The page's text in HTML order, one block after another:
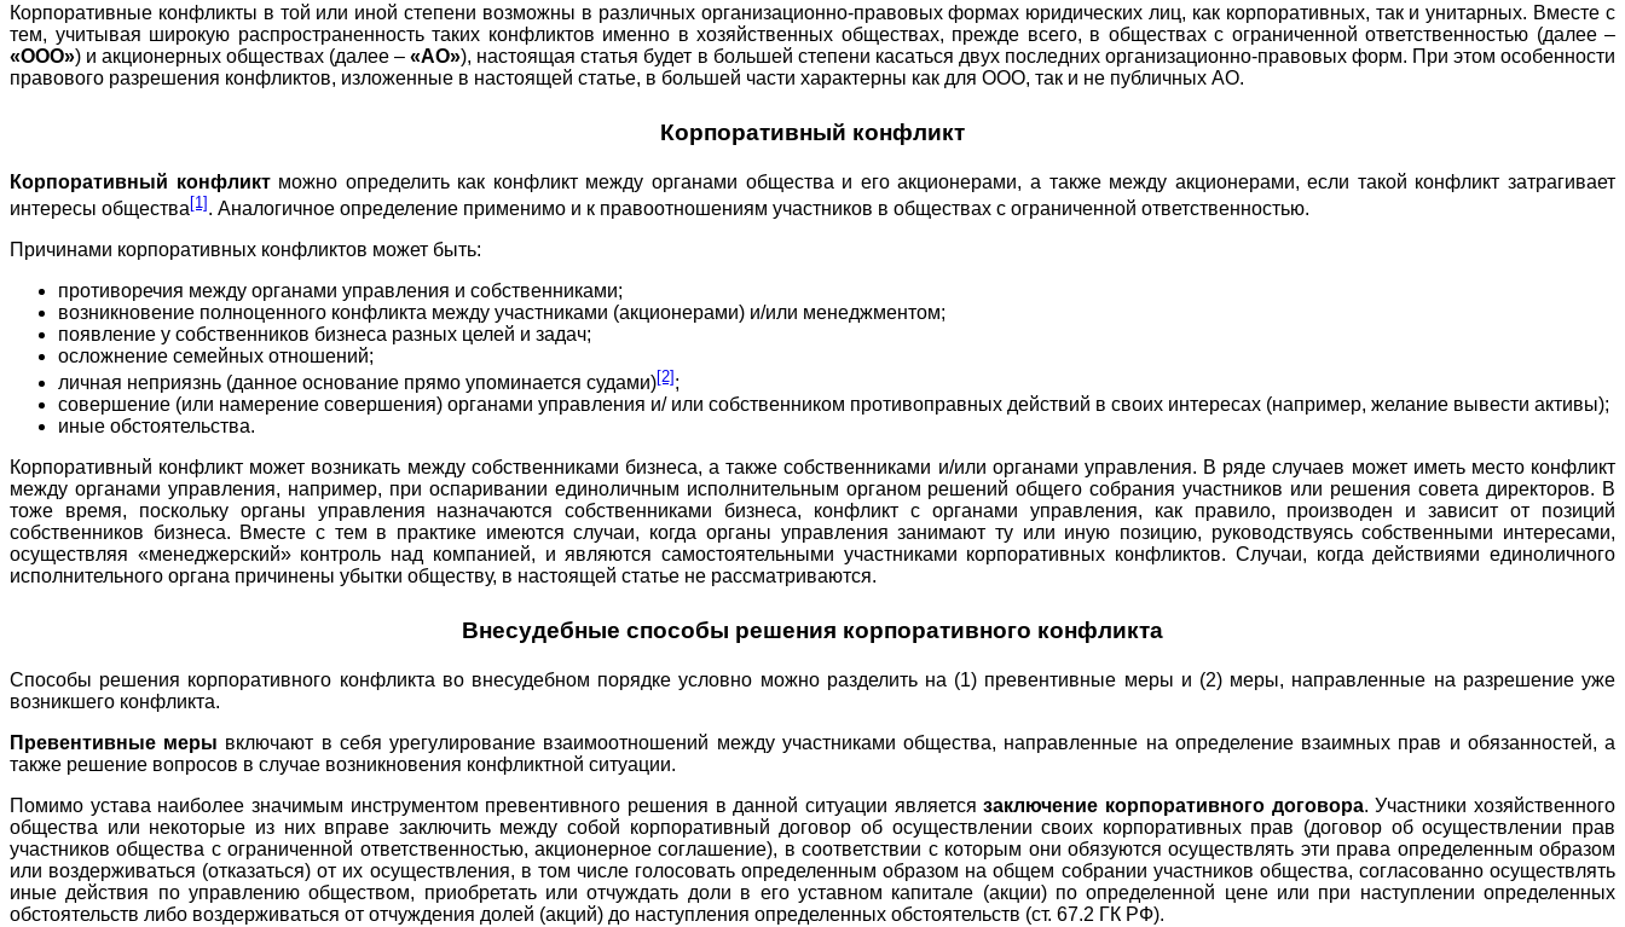
Корпоративные конфликты в той или иной степени возможны в различных организационно-правовых формах юридических лиц, как корпоративных, так и унитарных. Вместе с
тем, учитывая широкую распространенность таких конфликтов именно в хозяйственных обществах, прежде всего, в обществах с ограниченной ответственностью (далее –
«ООО») и акционерных обществах (далее –«АО»), настоящая статья будет в большей степени касаться двух последних организационно-правовых форм. При этом особенности
правового разрешения конфликтов, изложенные в настоящей статье, в большей части характерны как для ООО, так и не публичных АО.
Корпоративный конфликт
Корпоративный конфликтможно определить как конфликт между органами общества и его акционерами, а также между акционерами, если такой конфликт затрагивает
интересы общества[1]. Аналогичное определение применимо и к правоотношениям участников в обществах с ограниченной ответственностью.
Причинами корпоративных конфликтов может быть:
противоречия между органами управления и собственниками;
возникновение полноценного конфликта между участниками (акционерами) и/или менеджментом;
появление у собственников бизнеса разных целей и задач;
осложнение семейных отношений;
личная неприязнь (данное основание прямо упоминается судами)[2] ;
совершение (или намерение совершения) органами управления и/ или собственником противоправных действий в своих интересах (например, желание вывести активы);
иные обстоятельства.
Корпоративный конфликт может возникать между собственниками бизнеса, а также собственниками и/или органами управления. В ряде случаев может иметь место конфликт
между органами управления, например, при оспаривании единоличным исполнительным органом решений общего собрания участников или решения совета директоров. В
тоже время, поскольку органы управления назначаются собственниками бизнеса, конфликт с органами управления, как правило, производен и зависит от позиций
собственников бизнеса. Вместе с тем в практике имеются случаи, когда органы управления занимают ту или иную позицию, руководствуясь собственными интересами,
осуществляя «менеджерский» контроль над компанией, и являются самостоятельными участниками корпоративных конфликтов. Случаи, когда действиями единоличного
исполнительного органа причинены убытки обществу, в настоящей статье не рассматриваются.
Внесудебные способы решения корпоративного конфликта
Способы решения корпоративного конфликта во внесудебном порядке условно можно разделить на (1) превентивные меры и (2) меры, направленные на разрешение уже
возникшего конфликта.
Превентивные меры включают в себя урегулирование взаимоотношений между участниками общества, направленные на определение взаимных прав и обязанностей, а
также решение вопросов в случае возникновения конфликтной ситуации.
Помимо устава наиболее значимым инструментом превентивного решения в данной ситуации являетсязаключение корпоративного договора. Участники хозяйственного
общества или некоторые из них вправе заключить между собой корпоративный договор об осуществлении своих корпоративных прав (договор об осуществлении прав
участников общества с ограниченной ответственностью, акционерное соглашение), в соответствии с которым они обязуются осуществлять эти права определенным образом
или воздерживаться (отказаться) от их осуществления, в том числе голосовать определенным образом на общем собрании участников общества, согласованно осуществлять
иные действия по управлению обществом, приобретать или отчуждать доли в его уставном капитале (акции) по определенной цене или при наступлении определенных
обстоятельств либо воздерживаться от отчуждения долей (акций) до наступления определенных обстоятельств (ст. 67.2 ГК РФ).